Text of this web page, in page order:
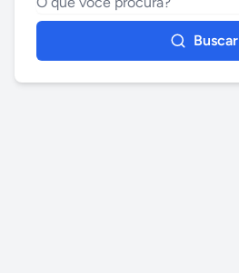
Buscar